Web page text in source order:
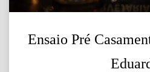
Ensaio Pré